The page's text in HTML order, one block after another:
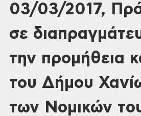
03/03/2017,
σε
την προμήθεια
του Δήμου
των Νομικών